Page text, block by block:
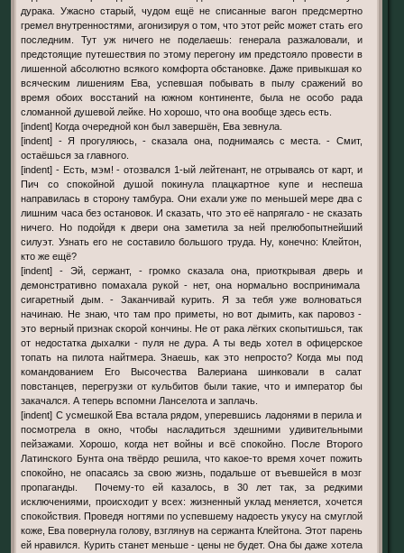
дурака. Ужасно старый, чудом ещё не списанные вагон предсмертно
гремел внутренностями, агонизируя о том, что этот рейс может стать его
последним. Тут уж ничего не поделаешь: генерала разжаловали, и
предстоящие путешествия по этому перегону им предстояло провести в
лишенной абсолютно всякого комфорта обстановке. Даже привыкшая ко
всяческим лишениям Ева, успевшая побывать в пылу сражений во
время обоих восстаний на южном континенте, была не особо рада
сломанной душевой лейке. Но хорошо, что она вообще здесь есть.
[indent] Когда очередной кон был завершён, Ева зевнула.
[indent] - Я прогуляюсь, - сказала она, поднимаясь с места. - Смит,
остаёшься за главного.
[indent] - Есть, мэм! - отозвался 1-ый лейтенант, не отрываясь от карт, и
Пич со спокойной душой покинула плацкартное купе и неспеша
направилась в сторону тамбура. Они ехали уже по меньшей мере два с
лишним часа без остановок. И сказать, что это её напрягало - не сказать
ничего. Но подойдя к двери она заметила за ней прелюбопытнейший
силуэт. Узнать его не составило большого труда. Ну, конечно: Клейтон,
кто же ещё?
[indent] - Эй, сержант, - громко сказала она, приоткрывая дверь и
демонстративно помахала рукой - нет, она нормально воспринимала
сигаретный дым. - Заканчивай курить. Я за тебя уже волноваться
начинаю. Не знаю, что там про приметы, но вот дымить, как паровоз -
это верный признак скорой кончины. Не от рака лёгких скопытишься, так
от недостатка дыхалки - пуля не дура. А ты ведь хотел в офицерское
топать на пилота найтмера. Знаешь, как это непросто? Когда мы под
командованием Его Высочества Валериана шинковали в салат
повстанцев, перегрузки от кульбитов были такие, что и император бы
закачался. А теперь вспомни Ланселота и заплачь.
[indent] С усмешкой Ева встала рядом, уперевшись ладонями в перила и
посмотрела в окно, чтобы насладиться здешними удивительными
пейзажами. Хорошо, когда нет войны и всё спокойно. После Второго
Латинского Бунта она твёрдо решила, что какое-то время хочет пожить
спокойно, не опасаясь за свою жизнь, подальше от въевшейся в мозг
пропаганды. Почему-то ей казалось, в 30 лет так, за редкими
исключениями, происходит у всех: жизненный уклад меняется, хочется
спокойствия. Проведя ногтями по успевшему надоесть укусу на смуглой
коже, Ева повернула голову, взглянув на сержанта Клейтона. Этот парень
ей нравился. Курить станет меньше - цены не будет. Она бы даже хотела